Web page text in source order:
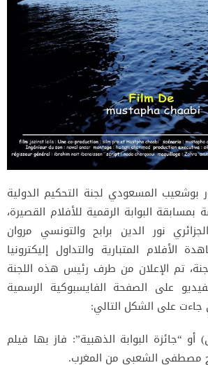
بوشعيب المسعودي لجنة التحكيم الدولية
بمسابقة البوابة الرقمية للأفلام القصيرة،
نور الدين برابح والتونسي مروان
الأفلام المتبارية والتداول إليكترونيا
تم الإعلان من طرف رئيس هذه اللجنة
على الصفحة الفايسبوكية الرسمية
جاءت على الشكل التالي:
أو “جائزة البوابة الذهبية”: فاز بها فيلم
مصطفى الشعبي من المغرب.